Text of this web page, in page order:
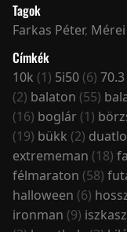
Tagok
Farkas Péter,
Címkék
10k (1) 5i50 (6) 70.3
(2) balaton (55)
(16) boglár (1)
(19) bükk (2)
extrememan (18)
félmaraton (58)
halloween (6)
ironman (9)